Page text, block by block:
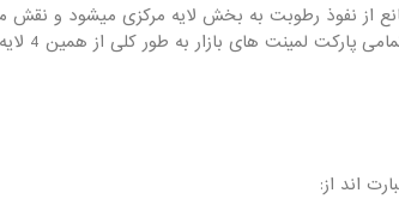
از نفوذ رطوبت به بخش لایه مرکزی میشود و نقش
درنهایت
اند از: